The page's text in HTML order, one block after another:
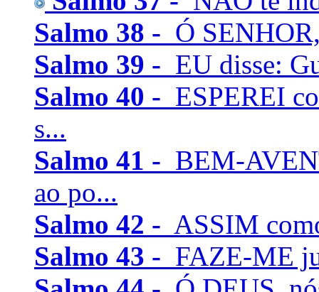
Salmo 38 - Ó
Salmo 39 - EU disse:
Salmo 40 - ESPEREI
s...
Salmo 41 - BEM-
ao po...
Salmo 42 - ASSIM
Salmo 43 - FAZE-ME